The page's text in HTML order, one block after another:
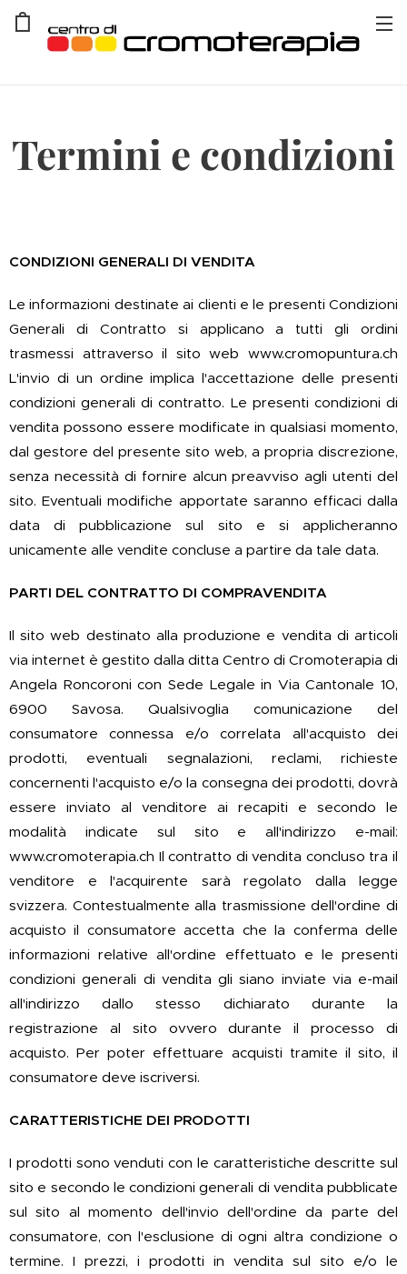
Termini e condizioni
CONDIZIONI GENERALI DI VENDITA
Le informazioni destinate ai clienti e le presenti Condizioni
Generali di Contratto si applicano a tutti gli ordini
trasmessi attraverso il sito web www.cromopuntura.ch
L'invio di un ordine implica l'accettazione delle presenti
condizioni generali di contratto. Le presenti condizioni di
vendita possono essere modificate in qualsiasi momento,
dal gestore del presente sito web, a propria discrezione,
senza necessità di fornire alcun preavviso agli utenti del
sito. Eventuali modifiche apportate saranno efficaci dalla
data di pubblicazione sul sito e si applicheranno
unicamente alle vendite concluse a partire da tale data.
PARTI DEL CONTRATTO DI COMPRAVENDITA
Il sito web destinato alla produzione e vendita di articoli
via internet è gestito dalla ditta Centro di Cromoterapia di
Angela Roncoroni con Sede Legale in Via Cantonale 10,
6900 Savosa. Qualsivoglia comunicazione del
consumatore connessa e/o correlata all'acquisto dei
prodotti, eventuali segnalazioni, reclami, richieste
concernenti l'acquisto e/o la consegna dei prodotti, dovrà
essere inviato al venditore ai recapiti e secondo le
modalità indicate sul sito e all'indirizzo e-mail:
www.cromoterapia.ch Il contratto di vendita concluso tra il
venditore e l'acquirente sarà regolato dalla legge
svizzera. Contestualmente alla trasmissione dell'ordine di
acquisto il consumatore accetta che la conferma delle
informazioni relative all'ordine effettuato e le presenti
condizioni generali di vendita gli siano inviate via e-mail
all'indirizzo dallo stesso dichiarato durante la
registrazione al sito ovvero durante il processo di
acquisto. Per poter effettuare acquisti tramite il sito, il
consumatore deve iscriversi.
CARATTERISTICHE DEI PRODOTTI
I prodotti sono venduti con le caratteristiche descritte sul
sito e secondo le condizioni generali di vendita pubblicate
sul sito al momento dell'invio dell'ordine da parte del
consumatore, con l'esclusione di ogni altra condizione o
termine. I prezzi, i prodotti in vendita sul sito e/o le